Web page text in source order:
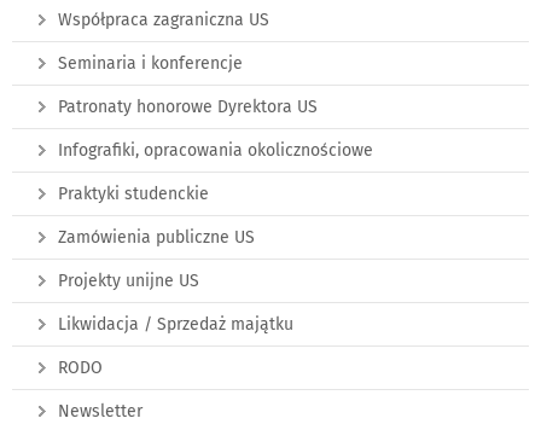
Współpraca zagraniczna US
Seminaria i konferencje
Patronaty honorowe Dyrektora US
Infografiki, opracowania okolicznościowe
Praktyki studenckie
Zamówienia publiczne US
Projekty unijne US
Likwidacja / Sprzedaż majątku
RODO
Newsletter